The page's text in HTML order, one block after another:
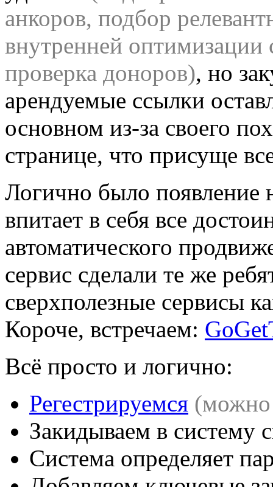
анкоров, подбор
внутренней оптимизации
проверка доноров), но
арендуемые ссылки
основном из-за своего
странице, что присуще
Логично было появление
впитает в себя все
автоматического
сервис сделали те же
сверхполезные сервисы
Короче, встречаем:
Всё просто и логично:
Регестрируемся (можно
Закидываем в систему
Система определяет